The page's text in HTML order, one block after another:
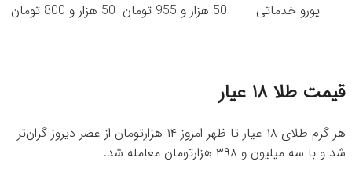
یورو خدماتی
50 هزار و 955 تومان 50 هزار و 800 تومان
قیمت طلا ۱۸ عیار
هر گرم طلای ۱۸ عیار تا ظهر امروز ۱۴ هزارتومان از عصر دیروز گران‌تر
شد و با سه میلیون و ۳۹۸ هزارتومان معامله شد.